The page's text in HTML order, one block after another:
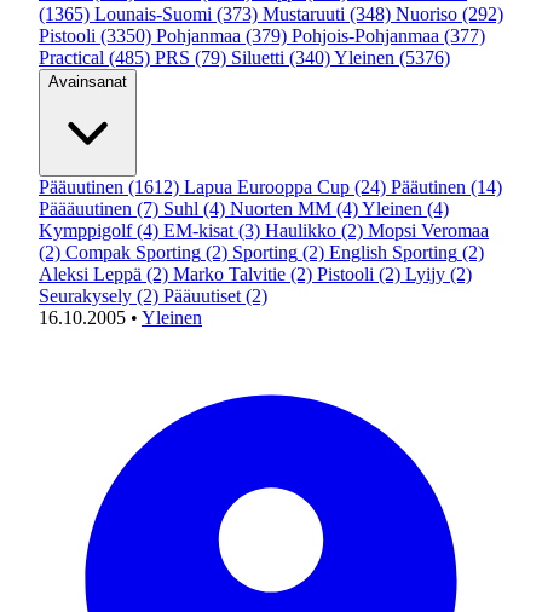
(1365) Lounais-Suomi (373) Mustaruuti (348) Nuoriso (292)
Pistooli (3350) Pohjanmaa (379) Pohjois-Pohjanmaa (377)
Practical (485) PRS (79) Siluetti (340)Yleinen (5376)
Avainsanat
Pääuutinen (1612) Lapua Eurooppa Cup (24) Pääutinen (14)
Päääuutinen (7) Suhl (4) Nuorten MM (4)Yleinen (4)
Kymppigolf (4) EM-kisat (3) Haulikko (2) Mopsi Veromaa
(2) Compak Sporting (2) Sporting (2) English Sporting (2)
Aleksi Leppä (2) Marko Talvitie (2) Pistooli (2) Lyijy (2)
Seurakysely (2) Pääuutiset (2)
16.10.2005 • Yleinen